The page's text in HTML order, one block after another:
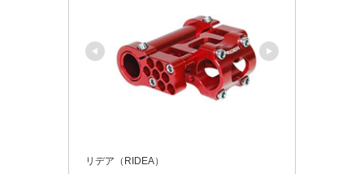
リデア（RIDEA）